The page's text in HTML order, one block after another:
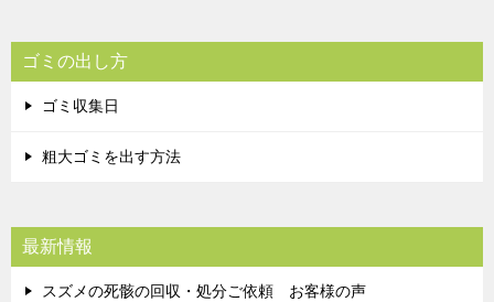
ゴミの出し方
ゴミ収集日
粗大ゴミを出す方法
最新情報
スズメの死骸の回収・処分ご依頼 お客様の声